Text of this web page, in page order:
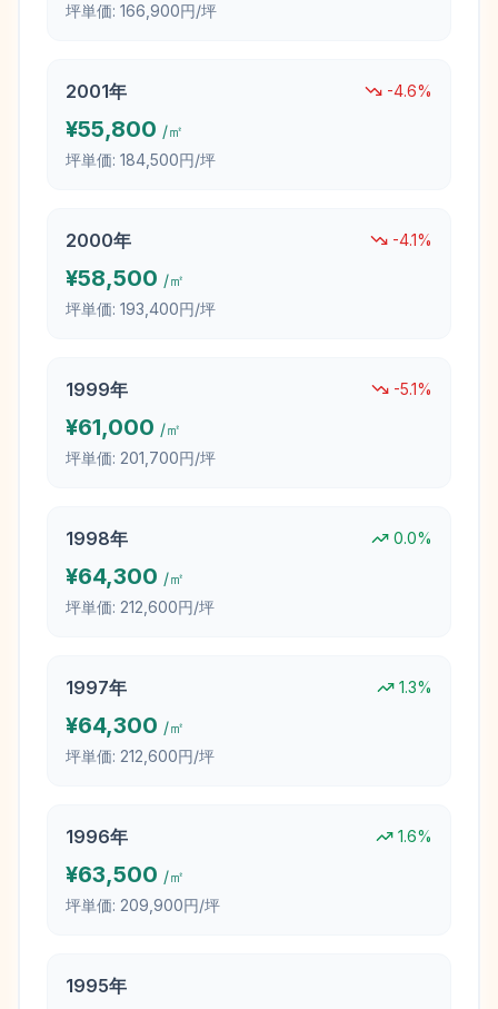
坪単価: 166,900円/坪
2001年 -4.6%
¥55,800 /㎡
坪単価: 184,500円/坪
2000年 -4.1%
¥58,500 /㎡
坪単価: 193,400円/坪
1999年 -5.1%
¥61,000 /㎡
坪単価: 201,700円/坪
1998年 0.0%
¥64,300 /㎡
坪単価: 212,600円/坪
1997年 1.3%
¥64,300 /㎡
坪単価: 212,600円/坪
1996年 1.6%
¥63,500 /㎡
坪単価: 209,900円/坪
1995年